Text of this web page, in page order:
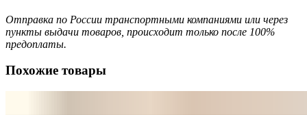
Отправка по России транспортными компаниями или через
пункты выдачи товаров, происходит только после 100%
предоплаты.
Похожие товары